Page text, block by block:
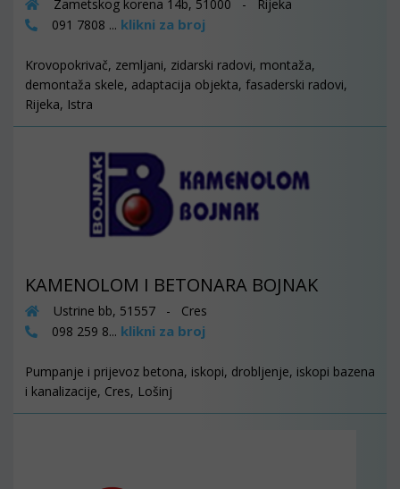
Zametskog korena 14b, 51000 - Rijeka
091 7808 ... klikni za broj
Krovopokrivač, zemljani, zidarski radovi, montaža,
demontaža skele, adaptacija objekta, fasaderski radovi,
Rijeka, Istra
KAMENOLOM I BETONARA BOJNAK
Ustrine bb, 51557 - Cres
098 259 8... klikni za broj
Pumpanje i prijevoz betona, iskopi, drobljenje, iskopi bazena
i kanalizacije, Cres, Lošinj